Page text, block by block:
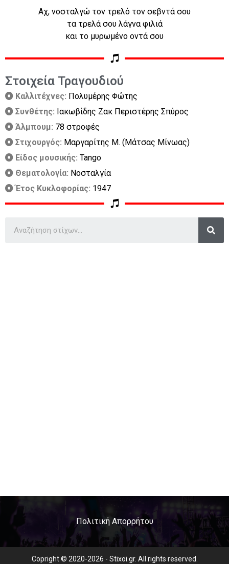
Αχ, νοσταλγώ τον τρελό τον σεβντά σου
τα τρελά σου λάγνα φιλιά
και το μυρωμένο οντά σου
Στοιχεία Τραγουδιού
Καλλιτέχνες: Πολυμέρης Φώτης
Συνθέτης: Ιακωβίδης Ζακ Περιστέρης Σπύρος
Άλμπουμ: 78 στροφές
Στιχουργός: Μαργαρίτης Μ. (Μάτσας Μίνωας)
Είδος μουσικής: Tango
Θεματολογία: Νοσταλγία
Έτος Κυκλοφορίας: 1947
Πολιτική Απορρήτου
Copright © 2020-2026 - Stixoi.gr. All rights reserved.